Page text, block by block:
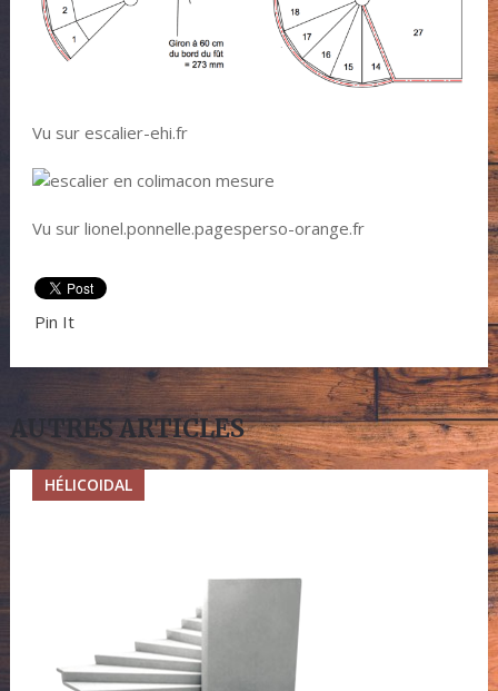
Vu sur escalier-ehi.fr
Vu sur lionel.ponnelle.pagesperso-orange.fr
Pin It
AUTRES ARTICLES
HÉLICOIDAL